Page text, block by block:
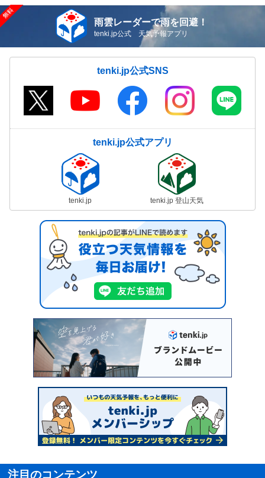
雨雲レーダーで雨を回避！
tenki.jp公式 天気予報アプリ
tenki.jp公式SNS
tenki.jp公式アプリ
tenki.jp tenki.jp 登山天気
注目のコンテンツ